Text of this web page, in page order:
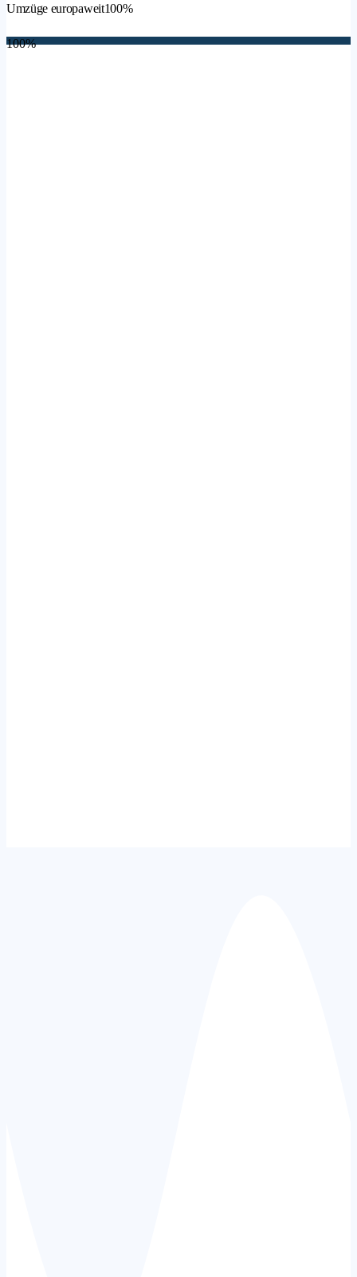
Umzüge europaweit100%
100%